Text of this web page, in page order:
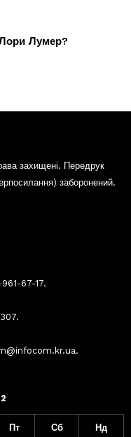
Лумер?
захищені. Передрук
заборонений.
67-17.
Пт Сб Нд